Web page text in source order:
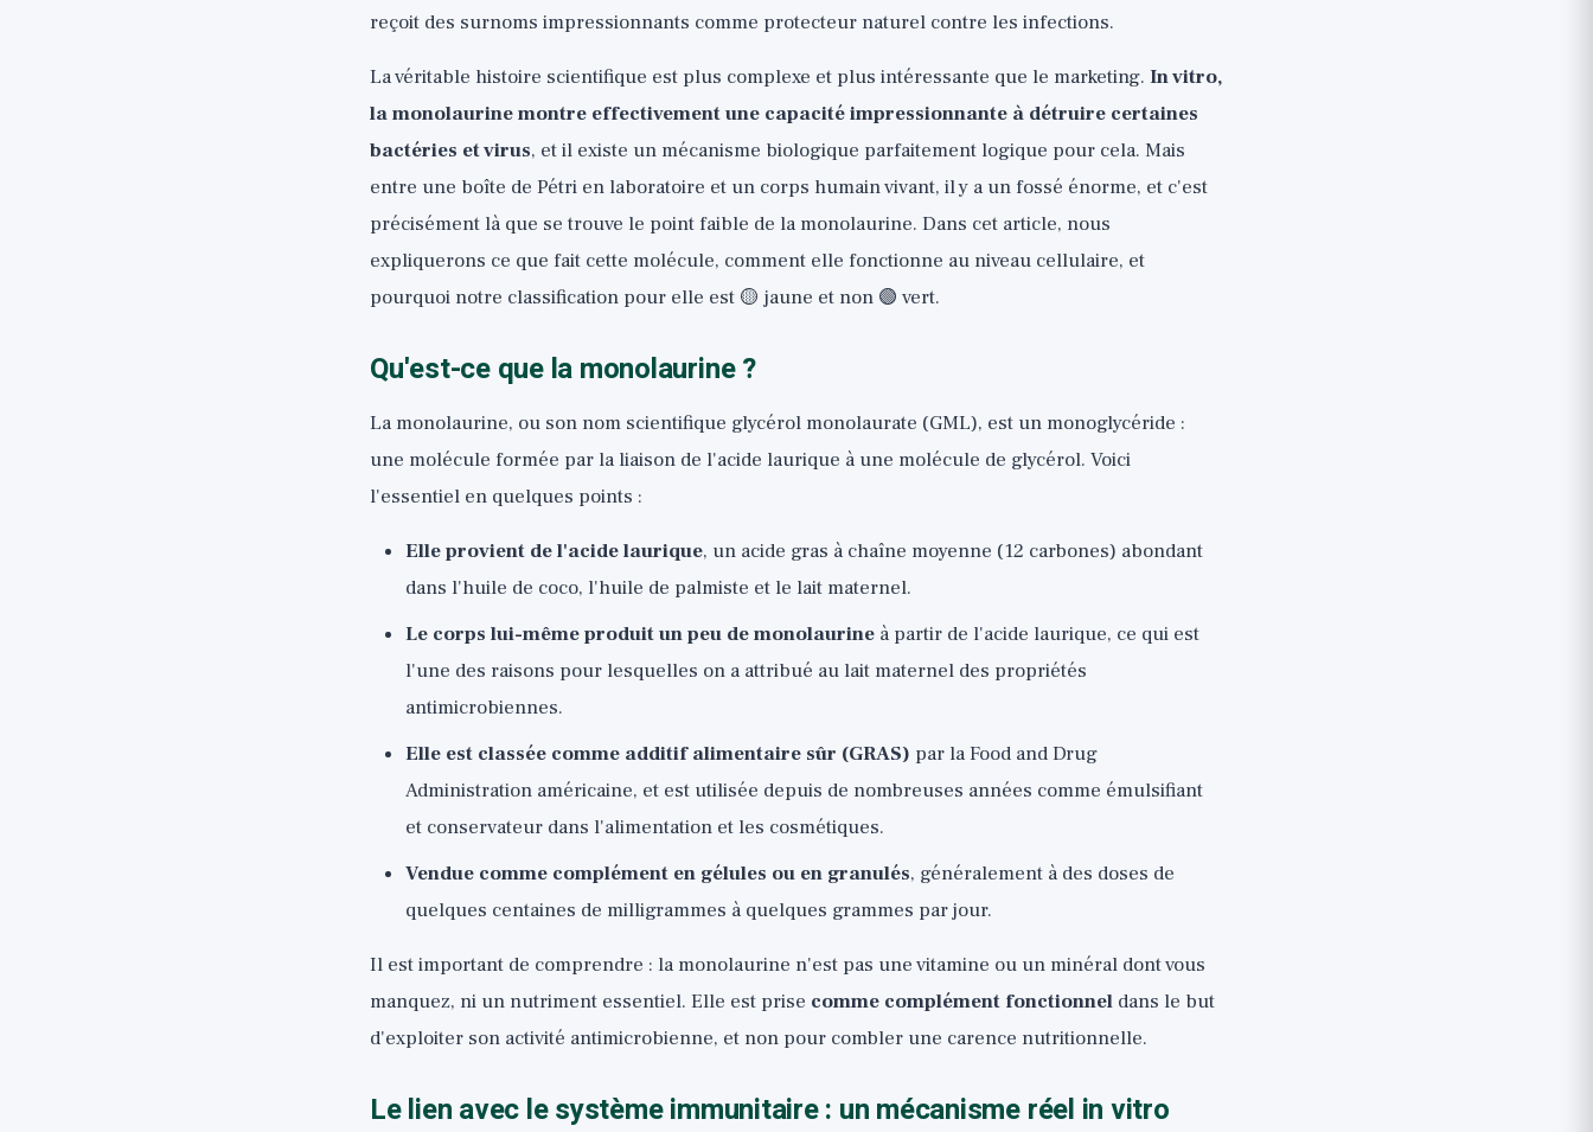
reçoit des surnoms impressionnants comme protecteur naturel contre les infections.
La véritable histoire scientifique est plus complexe et plus intéressante que le marketing. In vitro,
la monolaurine montre effectivement une capacité impressionnante à détruire certaines
bactéries et virus, et il existe un mécanisme biologique parfaitement logique pour cela. Mais
entre une boîte de Pétri en laboratoire et un corps humain vivant, il y a un fossé énorme, et c'est
précisément là que se trouve le point faible de la monolaurine. Dans cet article, nous
expliquerons ce que fait cette molécule, comment elle fonctionne au niveau cellulaire, et
pourquoi notre classification pour elle est 🟡 jaune et non 🟢 vert.
Qu'est-ce que la monolaurine ?
La monolaurine, ou son nom scientifique glycérol monolaurate (GML), est un monoglycéride :
une molécule formée par la liaison de l'acide laurique à une molécule de glycérol. Voici
l'essentiel en quelques points :
Elle provient de l'acide laurique, un acide gras à chaîne moyenne (12 carbones) abondant
dans l'huile de coco, l'huile de palmiste et le lait maternel.
Le corps lui-même produit un peu de monolaurine à partir de l'acide laurique, ce qui est
l'une des raisons pour lesquelles on a attribué au lait maternel des propriétés
antimicrobiennes.
Elle est classée comme additif alimentaire sûr (GRAS) par la Food and Drug
Administration américaine, et est utilisée depuis de nombreuses années comme émulsifiant
et conservateur dans l'alimentation et les cosmétiques.
Vendue comme complément en gélules ou en granulés, généralement à des doses de
quelques centaines de milligrammes à quelques grammes par jour.
Il est important de comprendre : la monolaurine n'est pas une vitamine ou un minéral dont vous
manquez, ni un nutriment essentiel. Elle est prise comme complément fonctionnel dans le but
d'exploiter son activité antimicrobienne, et non pour combler une carence nutritionnelle.
Le lien avec le système immunitaire : un mécanisme réel in vitro